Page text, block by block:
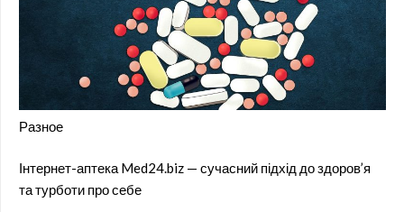
Разное
Інтернет-аптека Med24.biz — сучасний підхід до здоров’я
та турботи про себе